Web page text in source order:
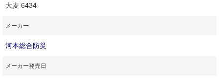
大麦 6434
メーカー
河本総合防災
メーカー発売日